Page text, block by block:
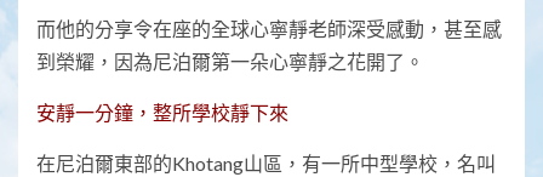
而他的分享令在座的全球心寧靜老師深受感動，甚至感
到榮耀，因為尼泊爾第一朵心寧靜之花開了。
安靜一分鐘，整所學校靜下來
在尼泊爾東部的Khotang山區，有一所中型學校，名叫